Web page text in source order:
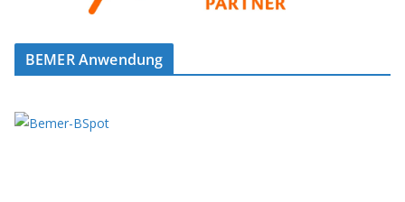
BEMER Anwendung